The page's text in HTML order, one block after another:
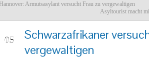
Hannover: Armutsasylant versucht Frau zu vergewaltigen
Asyltourist macht
05
Schwarzafrikaner
vergewaltigen